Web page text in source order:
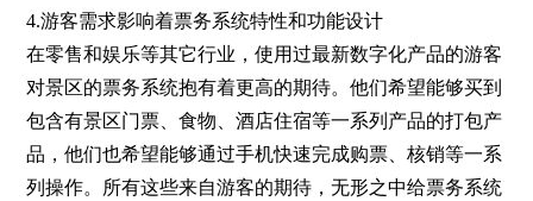
4.游客需求影响着票务系统特性和功能设计
在零售和娱乐等其它行业，使用过最新数字化产品的游客
对景区的票务系统抱有着更高的期待。他们希望能够买到
包含有景区门票、食物、酒店住宿等一系列产品的打包产
品，他们也希望能够通过手机快速完成购票、核销等一系
列操作。所有这些来自游客的期待，无形之中给票务系统